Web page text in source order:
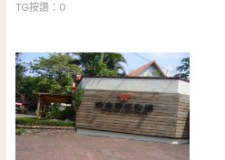
TG按讚：0